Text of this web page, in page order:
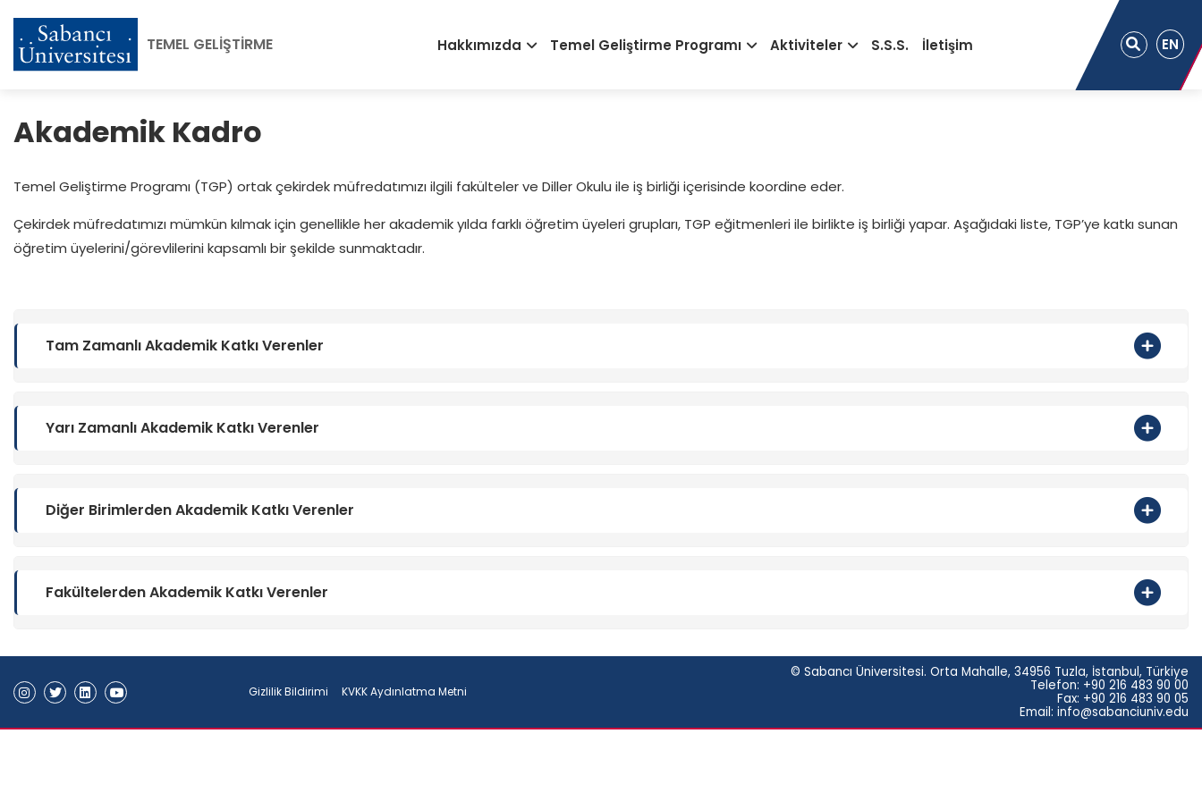
TEMEL GELİŞTİRME
Main
Hakkımızda Temel Geliştirme Programı Aktiviteler S.S.S. İletişim EN
Akademik Kadro
Temel Geliştirme Programı (TGP) ortak çekirdek müfredatımızı ilgili fakülteler ve Diller Okulu ile iş birliği içerisinde koordine eder.
Çekirdek müfredatımızı mümkün kılmak için genellikle her akademik yılda farklı öğretim üyeleri grupları, TGP eğitmenleri ile birlikte iş birliği yapar. Aşağıdaki liste, TGP’ye katkı sunan
öğretim üyelerini/görevlilerini kapsamlı bir şekilde sunmaktadır.
Tam Zamanlı Akademik Katkı Verenler
Yarı Zamanlı Akademik Katkı Verenler
Diğer Birimlerden Akademik Katkı Verenler
Fakültelerden Akademik Katkı Verenler
Gizlilik Bildirimi KVKK Aydınlatma Metni
© Sabancı Üniversitesi. Orta Mahalle, 34956 Tuzla, İstanbul, Türkiye
Telefon: +90 216 483 90 00
Fax: +90 216 483 90 05
Email: info@sabanciuniv.edu